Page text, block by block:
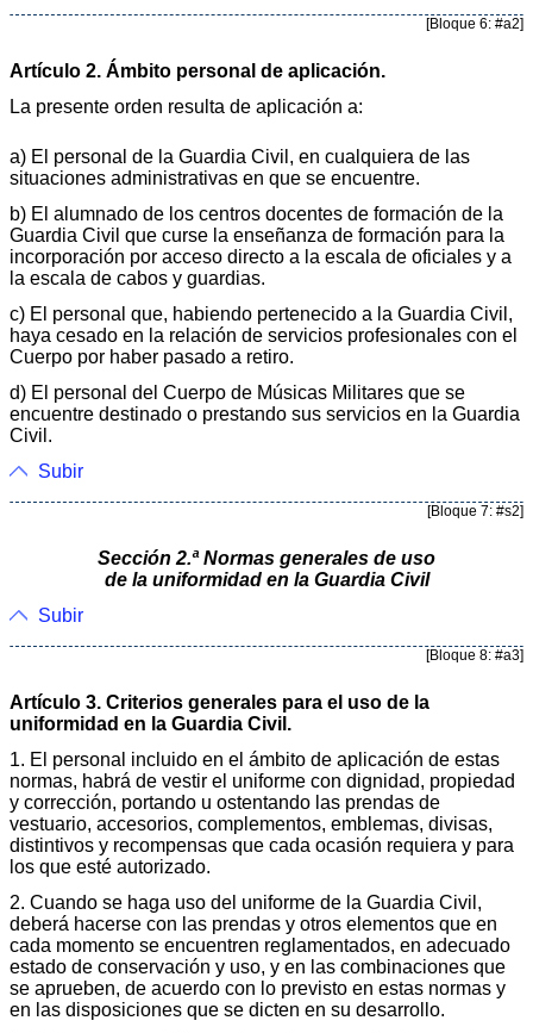
[Bloque 6: #a2]
Artículo 2. Ámbito personal de aplicación.
La presente orden resulta de aplicación a:
a) El personal de la Guardia Civil, en cualquiera de las
situaciones administrativas en que se encuentre.
b) El alumnado de los centros docentes de formación de la
Guardia Civil que curse la enseñanza de formación para la
incorporación por acceso directo a la escala de oficiales y a
la escala de cabos y guardias.
c) El personal que, habiendo pertenecido a la Guardia Civil,
haya cesado en la relación de servicios profesionales con el
Cuerpo por haber pasado a retiro.
d) El personal del Cuerpo de Músicas Militares que se
encuentre destinado o prestando sus servicios en la Guardia
Civil.
Subir
[Bloque 7: #s2]
Sección 2.ª Normas generales de uso
de la uniformidad en la Guardia Civil
Subir
[Bloque 8: #a3]
Artículo 3. Criterios generales para el uso de la
uniformidad en la Guardia Civil.
1. El personal incluido en el ámbito de aplicación de estas
normas, habrá de vestir el uniforme con dignidad, propiedad
y corrección, portando u ostentando las prendas de
vestuario, accesorios, complementos, emblemas, divisas,
distintivos y recompensas que cada ocasión requiera y para
los que esté autorizado.
2. Cuando se haga uso del uniforme de la Guardia Civil,
deberá hacerse con las prendas y otros elementos que en
cada momento se encuentren reglamentados, en adecuado
estado de conservación y uso, y en las combinaciones que
se aprueben, de acuerdo con lo previsto en estas normas y
en las disposiciones que se dicten en su desarrollo.